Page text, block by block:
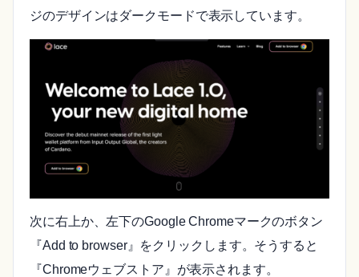
ジのデザインはダークモードで表示しています。
次に右上か、左下のGoogle Chromeマークのボタン
『Add to browser』をクリックします。そうすると
『Chromeウェブストア』が表示されます。